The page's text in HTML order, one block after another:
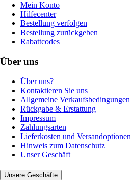
Mein Konto
Hilfecenter
Bestellung verfolgen
Bestellung zurückgeben
Rabattcodes
Über uns
Über uns?
Kontaktieren Sie uns
Allgemeine Verkaufsbedingungen
Rückgabe & Erstattung
Impressum
Zahlungsarten
Lieferkosten und Versandoptionen
Hinweis zum Datenschutz
Unser Geschäft
Unsere Geschäfte